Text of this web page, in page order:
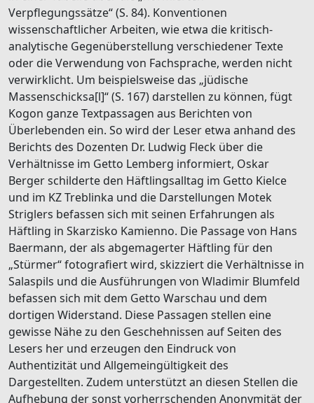
Verpflegungssätze“ (S. 84). Konventionen
wissenschaftlicher Arbeiten, wie etwa die kritisch-
analytische Gegenüberstellung verschiedener Texte
oder die Verwendung von Fachsprache, werden nicht
verwirklicht. Um beispielsweise das „jüdische
Massenschicksa[l]“ (S. 167) darstellen zu können, fügt
Kogon ganze Textpassagen aus Berichten von
Überlebenden ein. So wird der Leser etwa anhand des
Berichts des Dozenten Dr. Ludwig Fleck über die
Verhältnisse im Getto Lemberg informiert, Oskar
Berger schilderte den Häftlingsalltag im Getto Kielce
und im KZ Treblinka und die Darstellungen Motek
Striglers befassen sich mit seinen Erfahrungen als
Häftling in Skarzisko Kamienno. Die Passage von Hans
Baermann, der als abgemagerter Häftling für den
„Stürmer“ fotografiert wird, skizziert die Verhältnisse in
Salaspils und die Ausführungen von Wladimir Blumfeld
befassen sich mit dem Getto Warschau und dem
dortigen Widerstand. Diese Passagen stellen eine
gewisse Nähe zu den Geschehnissen auf Seiten des
Lesers her und erzeugen den Eindruck von
Authentizität und Allgemeingültigkeit des
Dargestellten. Zudem unterstützt an diesen Stellen die
Aufhebung der sonst vorherrschenden Anonymität der